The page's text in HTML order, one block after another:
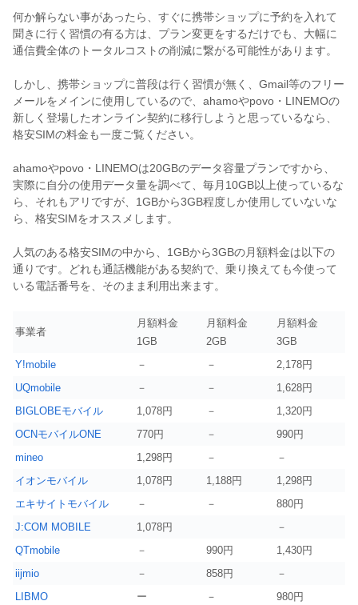
何か解らない事があったら、すぐに携帯ショップに予約を入れて
聞きに行く習慣の有る方は、プラン変更をするだけでも、大幅に
通信費全体のトータルコストの削減に繋がる可能性があります。
しかし、携帯ショップに普段は行く習慣が無く、Gmail等のフリー
メールをメインに使用しているので、ahamoやpovo・LINEMOの
新しく登場したオンライン契約に移行しようと思っているなら、
格安SIMの料金も一度ご覧ください。
ahamoやpovo・LINEMOは20GBのデータ容量プランですから、
実際に自分の使用データ量を調べて、毎月10GB以上使っているな
ら、それもアリですが、1GBから3GB程度しか使用していないな
ら、格安SIMをオススメします。
人気のある格安SIMの中から、1GBから3GBの月額料金は以下の
通りです。どれも通話機能がある契約で、乗り換えても今使って
いる電話番号を、そのまま利用出来ます。
事業者
月額料金
1GB
月額料金
2GB
月額料金
3GB
Y!mobile
－ －
2,178円
UQmobile
－ －
1,628円
BIGLOBEモバイル
1,078円 －
1,320円
OCNモバイルONE
770円 －
990円
mineo
1,298円 －
－
イオンモバイル
1,078円 1,188円
1,298円
エキサイトモバイル
－ －
880円
J:COM MOBILE
1,078円
－
QTmobile
－ 990円
1,430円
iijmio
－ 858円
－
LIBMO
ー －
980円